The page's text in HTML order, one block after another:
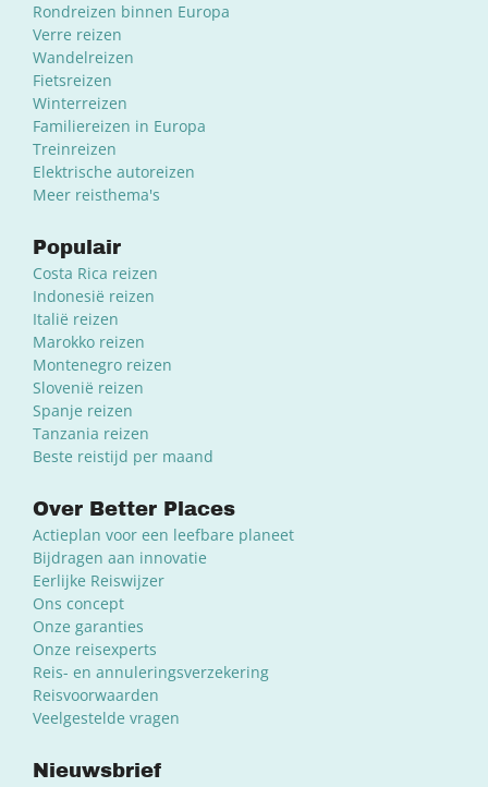
Rondreizen binnen Europa
Verre reizen
Wandelreizen
Fietsreizen
Winterreizen
Familiereizen in Europa
Treinreizen
Elektrische autoreizen
Meer reisthema's
Populair
Costa Rica reizen
Indonesië reizen
Italië reizen
Marokko reizen
Montenegro reizen
Slovenië reizen
Spanje reizen
Tanzania reizen
Beste reistijd per maand
Over Better Places
Actieplan voor een leefbare planeet
Bijdragen aan innovatie
Eerlijke Reiswijzer
Ons concept
Onze garanties
Onze reisexperts
Reis- en annuleringsverzekering
Reisvoorwaarden
Veelgestelde vragen
Nieuwsbrief